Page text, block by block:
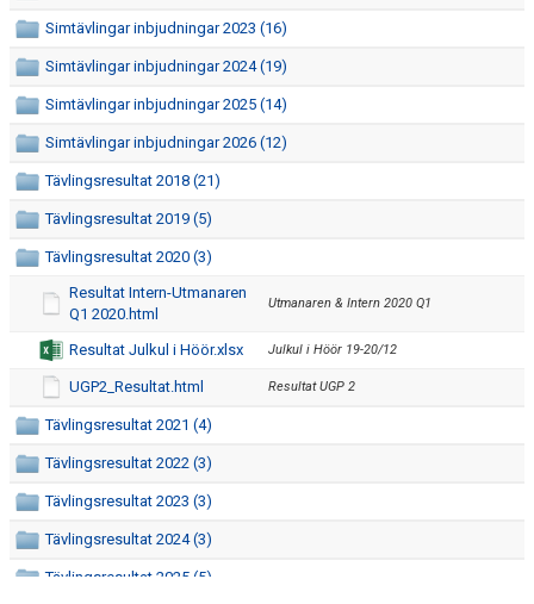
Simtävlingar inbjudningar 2023 (16)
Simtävlingar inbjudningar 2024 (19)
Simtävlingar inbjudningar 2025 (14)
Simtävlingar inbjudningar 2026 (12)
Tävlingsresultat 2018 (21)
Tävlingsresultat 2019 (5)
Tävlingsresultat 2020 (3)
Resultat Intern-Utmanaren
Q1 2020.html
Utmanaren & Intern 2020 Q1
Resultat Julkul i Höör.xlsx Julkul i Höör 19-20/12
UGP2_Resultat.html Resultat UGP 2
Tävlingsresultat 2021 (4)
Tävlingsresultat 2022 (3)
Tävlingsresultat 2023 (3)
Tävlingsresultat 2024 (3)
Tävlingsresultat 2025 (5)